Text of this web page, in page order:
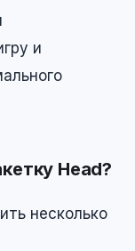
и
Head?
несколько